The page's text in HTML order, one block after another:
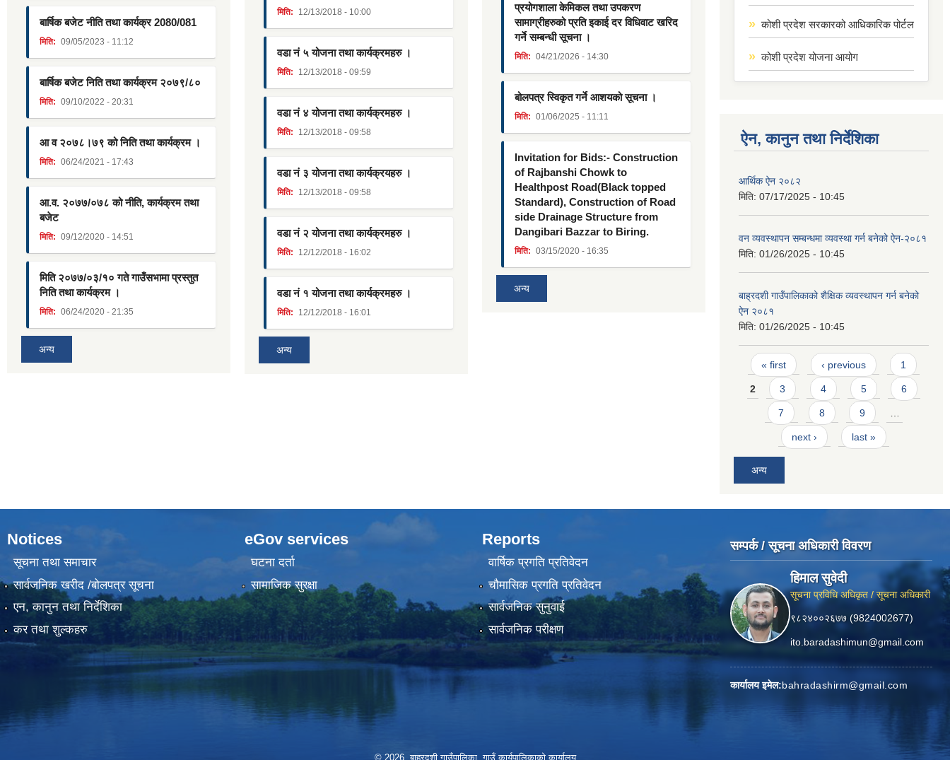
बार्षिक बजेट नीति तथा कार्यक्र 2080/081
मिति: 09/05/2023 - 11:12
बार्षिक बजेट निति तथा कार्यक्रम २०७९/८०
मिति: 09/10/2022 - 20:31
आ व २०७८।७९ को निति तथा कार्यक्रम ।
मिति: 06/24/2021 - 17:43
आ.व. २०७७/०७८ को नीति, कार्यक्रम तथा
बजेट
मिति: 09/12/2020 - 14:51
मिति २०७७/०३/१० गते गाउँसभामा प्रस्तुत
निति तथा कार्यक्रम ।
मिति: 06/24/2020 - 21:35
अन्य
मिति: 12/13/2018 - 10:00
वडा नं ५ योजना तथा कार्यक्रमहरु ।
मिति: 12/13/2018 - 09:59
वडा नं ४ योजना तथा कार्यक्रमहरु ।
मिति: 12/13/2018 - 09:58
वडा नं ३ योजना तथा कार्यक्रयहरु ।
मिति: 12/13/2018 - 09:58
वडा नं २ योजना तथा कार्यक्रमहरु ।
मिति: 12/12/2018 - 16:02
वडा नं १ योजना तथा कार्यक्रमहरु ।
मिति: 12/12/2018 - 16:01
अन्य
प्रयोगशाला केमिकल तथा उपकरण
सामाग्रीहरुको प्रति इकाई दर विधिवाट खरिद
गर्ने सम्बन्धी सूचना ।
मिति: 04/21/2026 - 14:30
बोलपत्र स्विकृत गर्ने आशयको सूचना ।
मिति: 01/06/2025 - 11:11
Invitation for Bids:- Construction
of Rajbanshi Chowk to
Healthpost Road(Black topped
Standard), Construction of Road
side Drainage Structure from
Dangibari Bazzar to Biring.
मिति: 03/15/2020 - 16:35
अन्य
कोशी प्रदेश सरकारको आधिकारिक पोर्टल
कोशी प्रदेश योजना आयोग
ऐन, कानुन तथा निर्देशिका
आर्थिक ऐन २०८२
मिति: 07/17/2025 - 10:45
वन व्यवस्थापन सम्बन्धमा व्यवस्था गर्न बनेको ऐन-२०८१
मिति: 01/26/2025 - 10:45
बाह्रदशी गाउँपालिकाको शैक्षिक व्यवस्थापन गर्न बनेको
ऐन २०८१
मिति: 01/26/2025 - 10:45
Pages
« first ‹ previous 1
2 3 4 5 6
7 8 9 …
next › last »
अन्य
Notices
सूचना तथा समाचार
सार्वजनिक खरीद /बोलपत्र सूचना
एन, कानुन तथा निर्देशिका
कर तथा शुल्कहरु
eGov services
घटना दर्ता
सामाजिक सुरक्षा
Reports
वार्षिक प्रगति प्रतिवेदन
चौमासिक प्रगति प्रतिवेदन
सार्वजनिक सुनुवाई
सार्वजनिक परीक्षण
सम्पर्क / सूचना अधिकारी विवरण
हिमाल सुवेदी
सूचना प्रविधि अधिकृत / सूचना अधिकारी
९८२४००२६७७ (9824002677)
ito.baradashimun@gmail.com
कार्यालय इमेल:bahradashirm@gmail.com
© 2026 बाह्रदशी गाउँपालिका, गाउँ कार्यपालिकाको कार्यालय